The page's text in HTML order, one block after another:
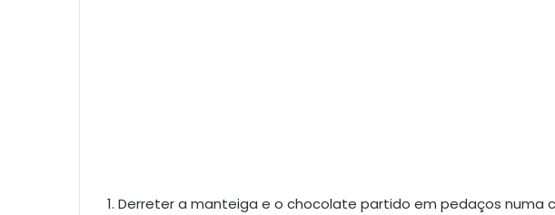
1. Derreter a manteiga e o chocolate partido em pedaços numa